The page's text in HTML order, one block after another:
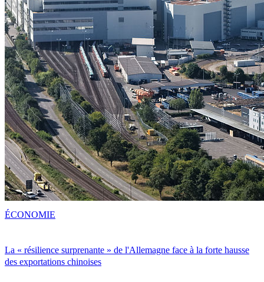
La « résilience surprenante » de l'Allemagne face à la forte hausse
des exportations chinoises
ÉCONOMIE